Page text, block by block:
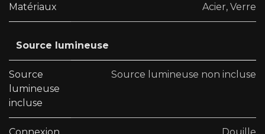
Matériaux Acier, Verre
Source lumineuse
Source
lumineuse
incluse
Source lumineuse non incluse